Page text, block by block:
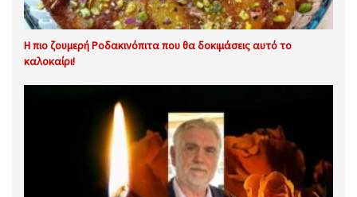
Η πιο ζουμερή Ροδακινόπιτα που θα δοκιμάσεις αυτό το
καλοκαίρι!